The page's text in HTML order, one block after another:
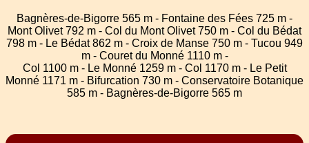
Bagnères-de-Bigorre 565 m - Fontaine des Fées 725 m -
Mont Olivet 792 m - Col du Mont Olivet 750 m - Col du Bédat
798 m - Le Bédat 862 m - Croix de Manse 750 m - Tucou 949
m - Couret du Monné 1110 m -
Col 1100 m - Le Monné 1259 m - Col 1170 m - Le Petit
Monné 1171 m - Bifurcation 730 m - Conservatoire Botanique
585 m - Bagnères-de-Bigorre 565 m